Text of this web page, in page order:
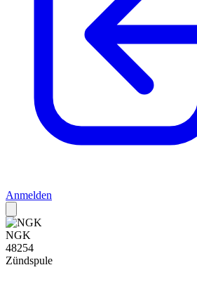
Anmelden
NGK
48254
Zündspule